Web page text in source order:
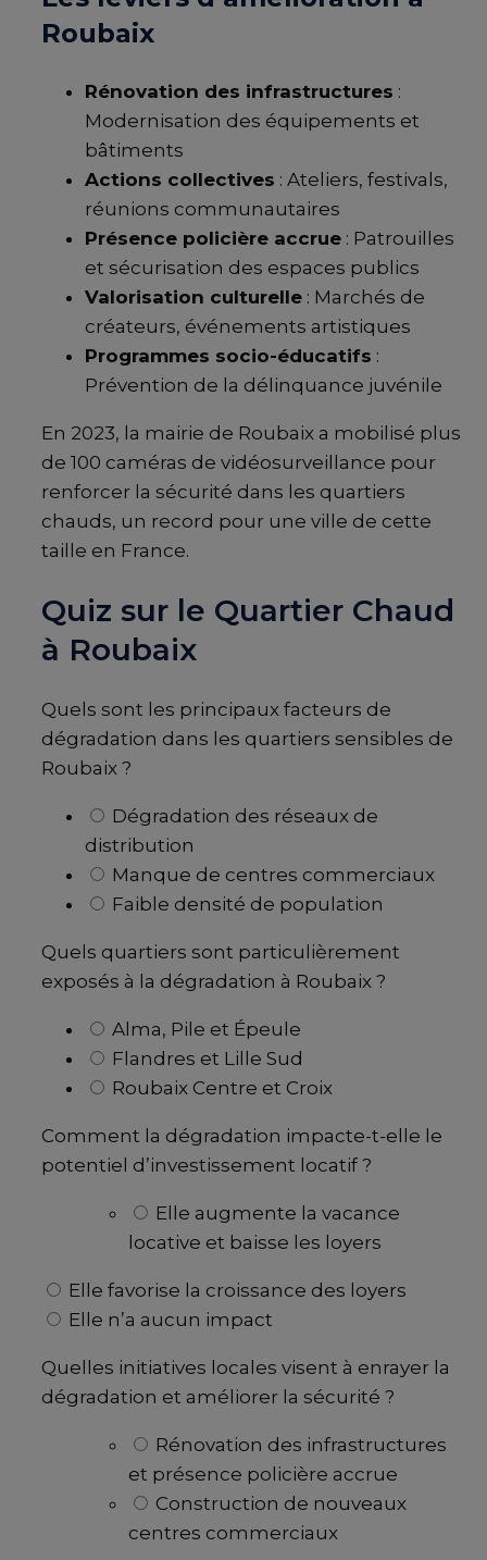
Roubaix
Rénovation des infrastructures :
Modernisation des équipements et
bâtiments
Actions collectives : Ateliers, festivals,
réunions communautaires
Présence policière accrue : Patrouilles
et sécurisation des espaces publics
Valorisation culturelle : Marchés de
créateurs, événements artistiques
Programmes socio-éducatifs :
Prévention de la délinquance juvénile
En 2023, la mairie de Roubaix a mobilisé plus
de 100 caméras de vidéosurveillance pour
renforcer la sécurité dans les quartiers
chauds, un record pour une ville de cette
taille en France.
Quiz sur le Quartier Chaud
à Roubaix
Quels sont les principaux facteurs de
dégradation dans les quartiers sensibles de
Roubaix ?
Dégradation des réseaux de
distribution
Manque de centres commerciaux
Faible densité de population
Quels quartiers sont particulièrement
exposés à la dégradation à Roubaix ?
Alma, Pile et Épeule
Flandres et Lille Sud
Roubaix Centre et Croix
Comment la dégradation impacte-t-elle le
potentiel d’investissement locatif ?
Elle augmente la vacance
locative et baisse les loyers
Elle favorise la croissance des loyers
Elle n’a aucun impact
Quelles initiatives locales visent à enrayer la
dégradation et améliorer la sécurité ?
Rénovation des infrastructures
et présence policière accrue
Construction de nouveaux
centres commerciaux